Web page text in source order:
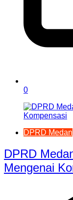
0
DPRD Medan
DPRD
Mengenai